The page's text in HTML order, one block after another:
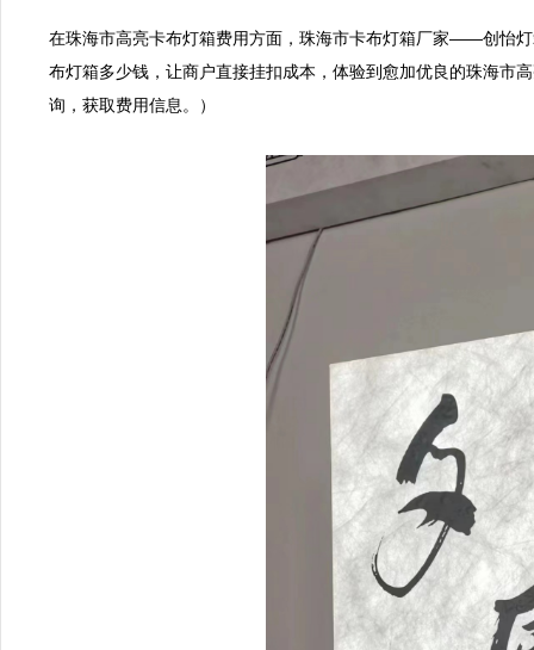
在珠海市高亮卡布灯箱费用方面，珠海市卡布灯箱厂家——创怡
布灯箱多少钱，让商户直接挂扣成本，体验到愈加优良的珠海市
询，获取费用信息。）